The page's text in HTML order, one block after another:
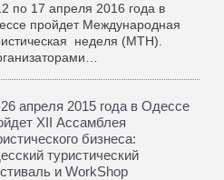
по 17 апреля 2016 года в
пройдет Международная
неделя (МТН).
апреля 2015 года в Одессе
XII Ассамблея
бизнеса:
туристический
и WorkShop